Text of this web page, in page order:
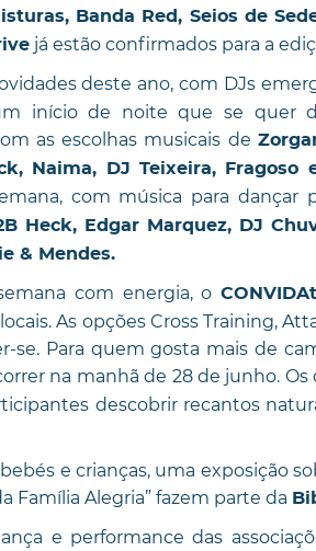
Banda Red, Seios de
já estão confirmados para a
deste ano, com DJs
início de noite que se quer
as escolhas musicais de
Naima, DJ Teixeira,
com música para dançar
Heck, Edgar Marquez, DJ
& Mendes.
com energia, o
As opções Cross Training,
Para quem gosta mais de
na manhã de 28 de junho.
descobrir recantos
e crianças, uma exposição
Família Alegria” fazem parte da
e performance das